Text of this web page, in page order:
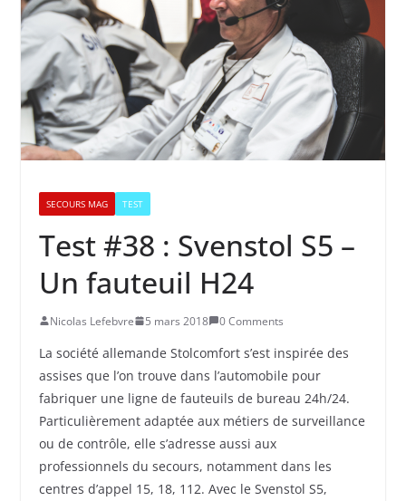
SECOURS MAG TEST
Test #38 : Svenstol S5 –
Un fauteuil H24
Nicolas Lefebvre 5 mars 2018 0 Comments
La société allemande Stolcomfort s’est inspirée des
assises que l’on trouve dans l’automobile pour
fabriquer une ligne de fauteuils de bureau 24h/24.
Particulièrement adaptée aux métiers de surveillance
ou de contrôle, elle s’adresse aussi aux
professionnels du secours, notamment dans les
centres d’appel 15, 18, 112. Avec le Svenstol S5,